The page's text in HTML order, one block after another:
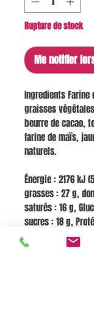
Rupture de stock
Me notifier
Ingredients Farine
graisses
beurre de cacao,
farine de maïs,
naturels.
Énergie : 2176 kJ
grasses : 27 g,
saturés : 16 g,
sucres : 18 g,